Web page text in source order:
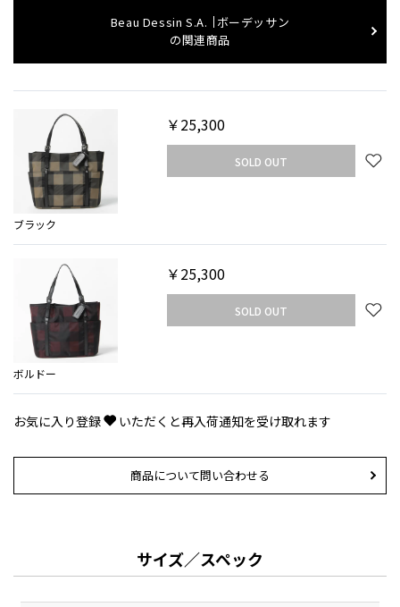
Beau Dessin S.A.
ボーデッサン
の関連商品
ブラック
￥25,300
SOLD OUT
ボルドー
￥25,300
SOLD OUT
お気に入り登録 いただくと再入荷通知を受け取れます
商品について問い合わせる
サイズ／スペック